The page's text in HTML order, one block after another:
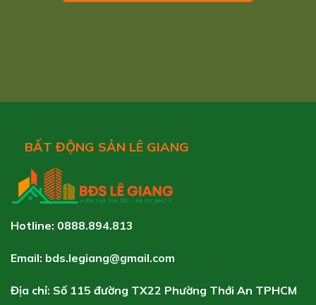
BẤT ĐỘNG SẢN LÊ GIANG
Hotline: 0888.894.813
Email: bds.legiang@gmail.com
Địa chỉ: Số 115 đường TX22 Phường Thới An TPHCM